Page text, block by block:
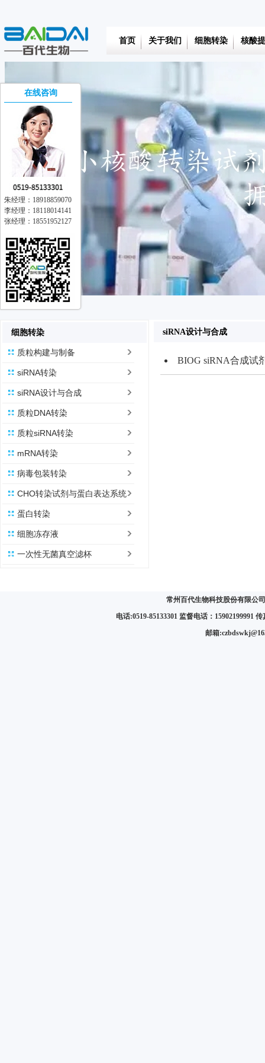
首页 关于我们 细胞转染 核酸
siRNA设计与合成
BIOG siRNA合成试
细胞转染
质粒构建与制备
siRNA转染
siRNA设计与合成
质粒DNA转染
质粒siRNA转染
mRNA转染
病毒包装转染
CHO转染试剂与蛋白表达系统
蛋白转染
细胞冻存液
一次性无菌真空滤杯
常州百代生物科技股份有限公
电话:0519-85133301 监督电话：15902199991
邮箱
在线咨询
朱经理：18918859070
李经理：18118014141
张经理：18551952127
在线交流
离线留言